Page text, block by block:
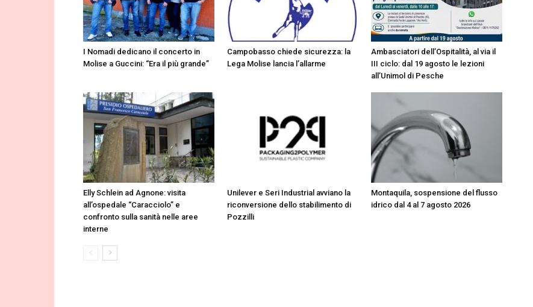
I Nomadi dedicano il concerto in
Molise a Guccini: “Era il più grande”
Campobasso chiede sicurezza: la
Lega Molise lancia l’allarme
Ambasciatori dell’Ospitalità, al via il
III ciclo: dal 19 agosto le lezioni
all’Unimol di Pesche
Elly Schlein ad Agnone: visita
all’ospedale “Caracciolo” e
confronto sulla sanità nelle aree
interne
Unilever e Seri Industrial avviano la
riconversione dello stabilimento di
Pozzilli
Montaquila, sospensione del flusso
idrico dal 4 al 7 agosto 2026